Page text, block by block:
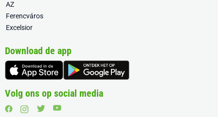
AZ
Ferencváros
Excelsior
Download de app
Volg ons op social media